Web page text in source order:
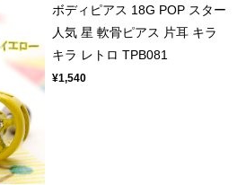
ボディピアス 18G POP スター
人気 星 軟骨ピアス 片耳 キラ
キラ レトロ TPB081
¥1,540